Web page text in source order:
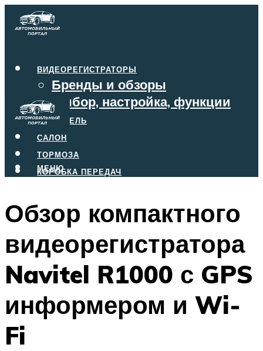
ВИДЕОРЕГИСТРАТОРЫ
Бренды и обзоры
Выбор, настройка, функции
ДВИГАТЕЛЬ
САЛОН
ТОРМОЗА
КОРОБКА ПЕРЕДАЧ
МЕНЮ
МЕНЮ
Обзор компактного
видеорегистратора
Navitel R1000 с GPS
информером и Wi-
Fi